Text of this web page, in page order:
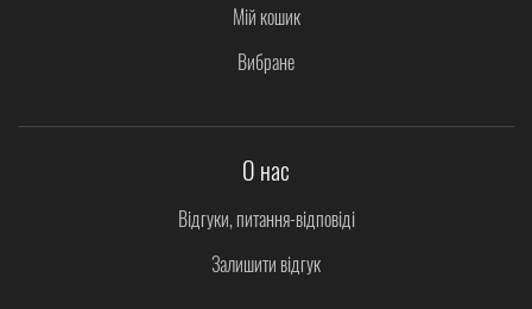
Мій кошик
Вибране
О нас
Відгуки, питання-відповіді
Залишити відгук